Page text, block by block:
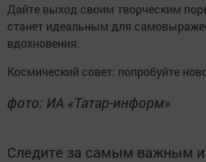
Дайте выход своим творческим
станет идеальным для
вдохновения.
Космический совет: попробуйте
фото: ИА «Татар-информ»
Следите за самым важным